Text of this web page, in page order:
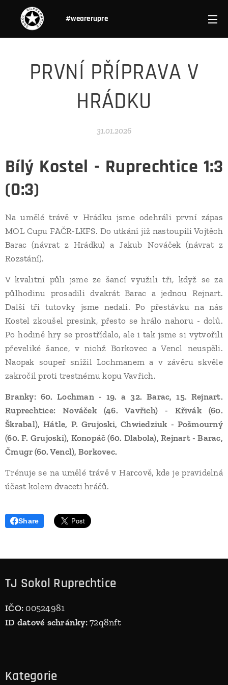
#wearerupre
PRVNÍ PŘÍPRAVA V
HRÁDKU
31.01.2026
Bílý Kostel - Ruprechtice 1:3
(0:3)
Na umělé trávě v Hrádku jsme odehráli první zápas
MOL Cupu FAČR-LKFS. Do utkání již nastoupili Vojtěch
Barac (návrat z Hrádku) a Jakub Nováček (návrat z
Rozstání).
V kvalitní půli jsme ze šancí využili tři, když se za
půlhodinu prosadili dvakrát Barac a jednou Rejnart.
Další tři tutovky jsme nedali. Po přestávku na nás
Kostel zkoušel presink, přesto se hrálo nahoru - dolů.
Po hodině hry se prostřídalo, ale i tak jsme si vytvořili
převeliké šance, v nichž Borkovec a Vencl neuspěli.
Naopak soupeř snížil Lochmanem a v závěru skvěle
zakročil proti trestnému kopu Vavřich.
Branky: 60. Lochman - 19. a 32. Barac, 15. Rejnart.
Ruprechtice: Nováček (46. Vavřich) - Křivák (60.
Škrabal), Hátle, P. Grujoski, Chwiedziuk - Pošmourný
(60. F. Grujoski), Konopáč (60. Dlabola), Rejnart - Barac,
Čmugr (60. Vencl), Borkovec.
Trénuje se na umělé trávě v Harcově, kde je pravidelná
účast kolem dvaceti hráčů.
Share
TJ Sokol Ruprechtice
IČO:00524981
ID datové schránky:72q8nft
Kategorie